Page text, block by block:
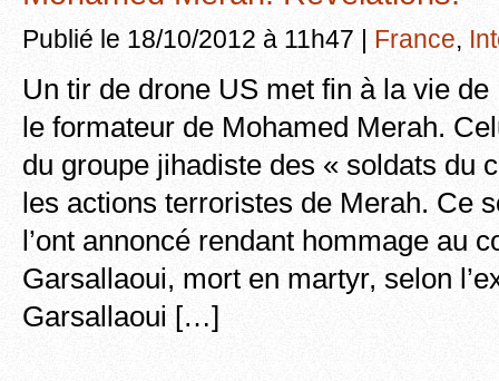
Publié le 18/10/2012 à 11h47 | France,
Un tir de drone US met fin à la vie
le formateur de Mohamed Merah.
du groupe jihadiste des « soldats du
les actions terroristes de Merah. Ce
l’ont annoncé rendant hommage au
Garsallaoui, mort en martyr, selon
Garsallaoui […]